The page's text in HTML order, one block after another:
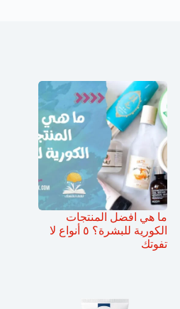
ما هي افضل المنتجات
الكورية للبشرة؟ ٥ أنواع لا
تفوتك